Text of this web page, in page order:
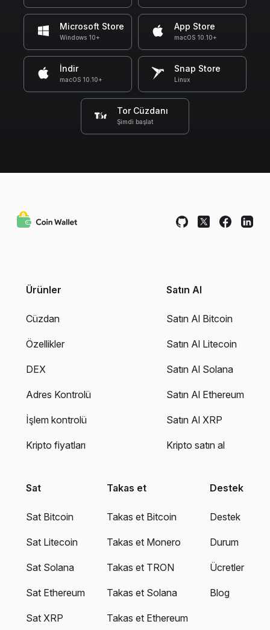
Microsoft Store
Windows 10+
App Store
macOS 10.10+
İndir
macOS 10.10+
Snap Store
Linux
Tor Cüzdanı
Şimdi başlat
Ürünler
Cüzdan
Özellikler
DEX
Adres Kontrolü
İşlem kontrolü
Kripto fiyatları
Satın Al
Satın Al Bitcoin
Satın Al Litecoin
Satın Al Solana
Satın Al Ethereum
Satın Al XRP
Kripto satın al
Sat
Sat Bitcoin
Sat Litecoin
Sat Solana
Sat Ethereum
Sat XRP
Takas et
Takas et Bitcoin
Takas et Monero
Takas et TRON
Takas et Solana
Takas et Ethereum
Destek
Destek
Durum
Ücretler
Blog